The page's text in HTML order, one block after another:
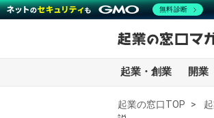
起業・創業 開業
起業の窓口TOP
無料診断